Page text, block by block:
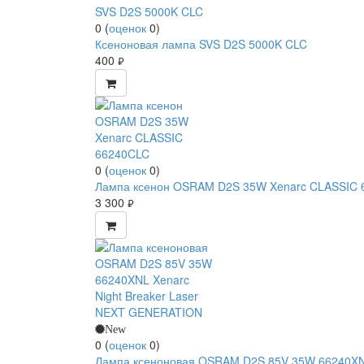
0 (оценок 0)
Ксеноновая лампа SVS D2S 5000K CLC
400 руб.
0 (оценок 0)
Лампа ксенон OSRAM D2S 35W Xenarc CLASSIC
3 300 руб.
New
0 (оценок 0)
Лампа ксеноновая OSRAM D2S 85V 35W